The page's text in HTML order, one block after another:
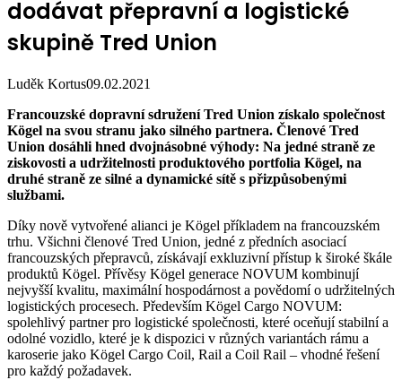
dodávat přepravní a logistické
skupině Tred Union
Luděk Kortus09.02.2021
Francouzské dopravní sdružení Tred Union získalo společnost
Kögel na svou stranu jako silného partnera. Členové Tred
Union dosáhli hned dvojnásobné výhody: Na jedné straně ze
ziskovosti a udržitelnosti produktového portfolia Kögel, na
druhé straně ze silné a dynamické sítě s přizpůsobenými
službami.
Díky nově vytvořené alianci je Kögel příkladem na francouzském
trhu. Všichni členové Tred Union, jedné z předních asociací
francouzských přepravců, získávají exkluzivní přístup k široké škále
produktů Kögel. Přívěsy Kögel generace NOVUM kombinují
nejvyšší kvalitu, maximální hospodárnost a povědomí o udržitelných
logistických procesech. Především Kögel Cargo NOVUM:
spolehlivý partner pro logistické společnosti, které oceňují stabilní a
odolné vozidlo, které je k dispozici v různých variantách rámu a
karoserie jako Kögel Cargo Coil, Rail a Coil Rail – vhodné řešení
pro každý požadavek.